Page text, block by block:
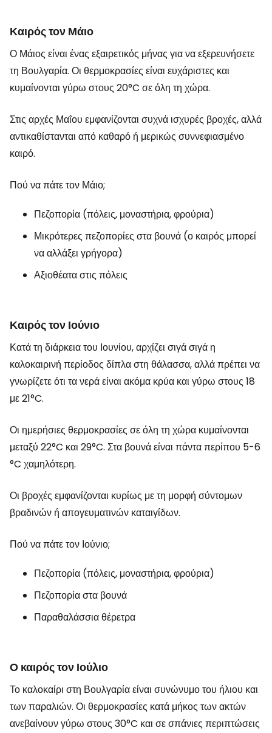
Καιρός τον Μάιο
Ο Μάιος είναι ένας εξαιρετικός μήνας για να εξερευνήσετε
τη Βουλγαρία. Οι θερμοκρασίες είναι ευχάριστες και
κυμαίνονται γύρω στους 20°C σε όλη τη χώρα.
Στις αρχές Μαΐου εμφανίζονται συχνά ισχυρές βροχές, αλλά
αντικαθίστανται από καθαρό ή μερικώς συννεφιασμένο
καιρό.
Πού να πάτε τον Μάιο;
Πεζοπορία (πόλεις, μοναστήρια, φρούρια)
Μικρότερες πεζοπορίες στα βουνά (ο καιρός μπορεί
να αλλάξει γρήγορα)
Αξιοθέατα στις πόλεις
Καιρός τον Ιούνιο
Κατά τη διάρκεια του Ιουνίου, αρχίζει σιγά σιγά η
καλοκαιρινή περίοδος δίπλα στη θάλασσα, αλλά πρέπει να
γνωρίζετε ότι τα νερά είναι ακόμα κρύα και γύρω στους 18
με 21°C.
Οι ημερήσιες θερμοκρασίες σε όλη τη χώρα κυμαίνονται
μεταξύ 22°C και 29°C. Στα βουνά είναι πάντα περίπου 5-6
°C χαμηλότερη.
Οι βροχές εμφανίζονται κυρίως με τη μορφή σύντομων
βραδινών ή απογευματινών καταιγίδων.
Πού να πάτε τον Ιούνιο;
Πεζοπορία (πόλεις, μοναστήρια, φρούρια)
Πεζοπορία στα βουνά
Παραθαλάσσια θέρετρα
Ο καιρός τον Ιούλιο
Το καλοκαίρι στη Βουλγαρία είναι συνώνυμο του ήλιου και
των παραλιών. Οι θερμοκρασίες κατά μήκος των ακτών
ανεβαίνουν γύρω στους 30°C και σε σπάνιες περιπτώσεις